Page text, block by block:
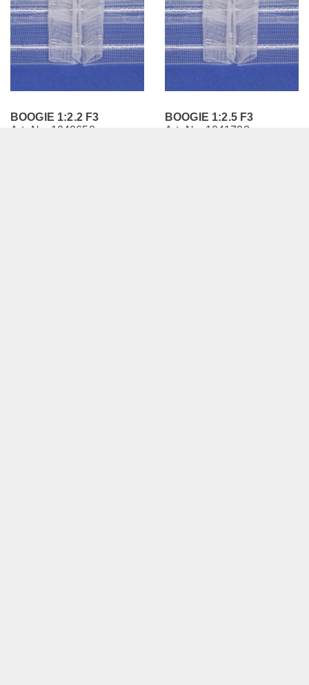
BOOGIE 1:2.2 F3
Art.-Nr.: 1040650
BOOGIE 1:2.5 F3
Art.-Nr.: 1041708